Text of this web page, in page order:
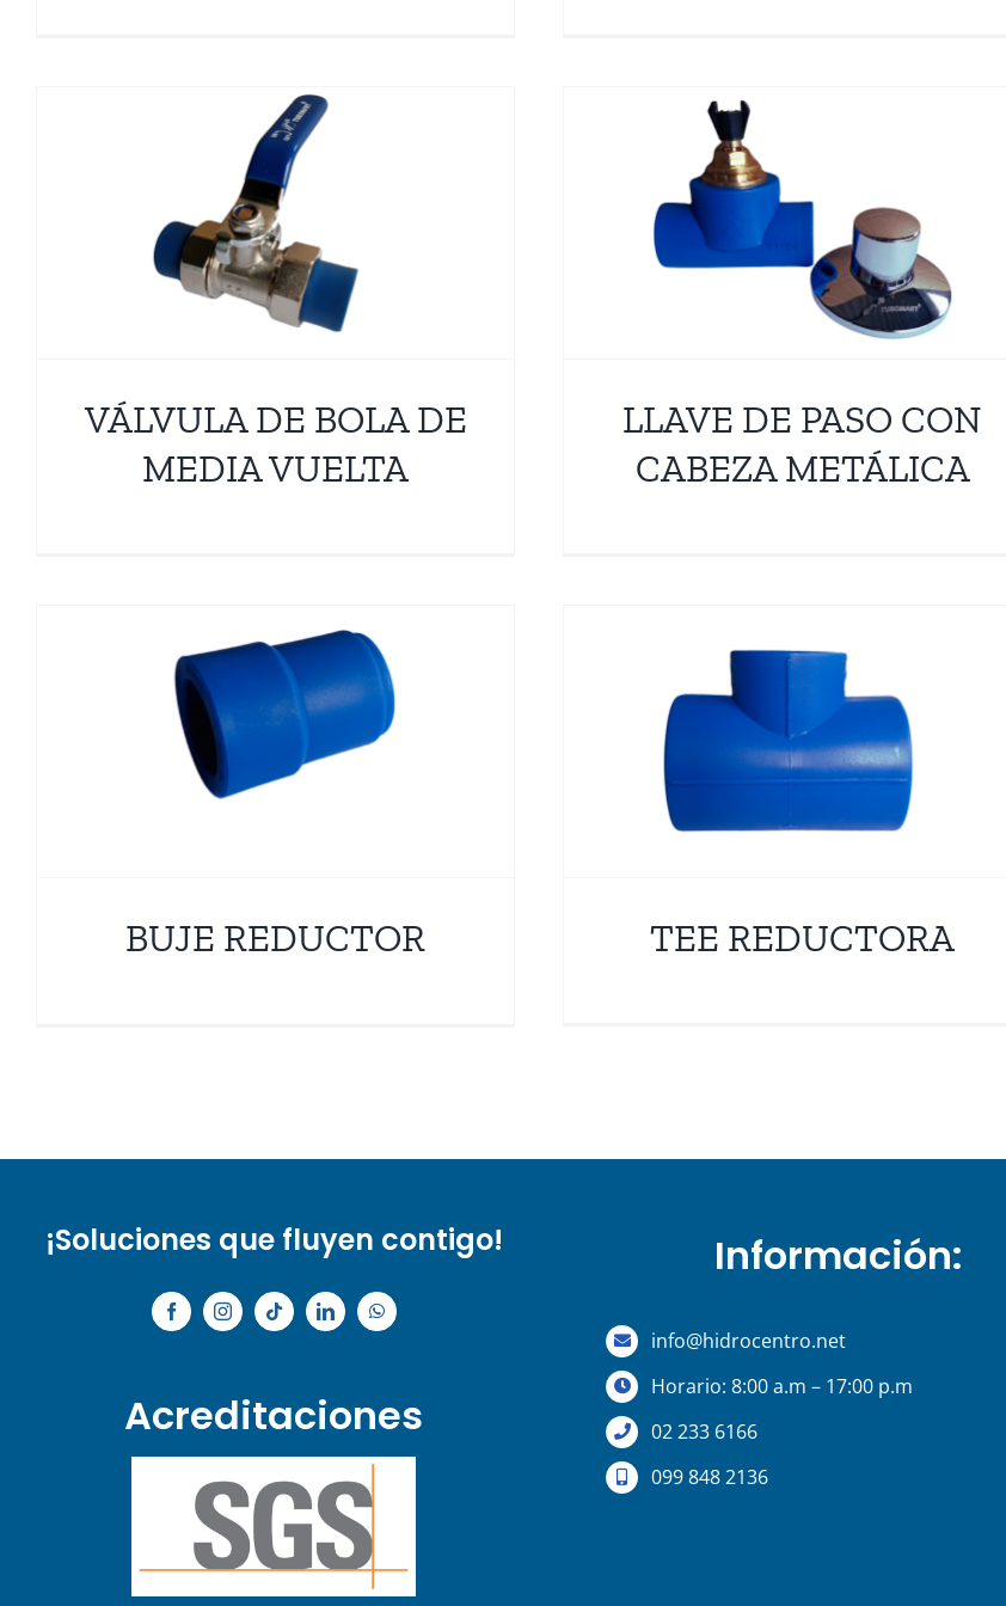
VÁLVULA DE BOLA DE
MEDIA VUELTA
LLAVE DE PASO CON
CABEZA METÁLICA
Accesorios PPR Termofusión
LLAVE DE PASO CON
CABEZA METÁLICA
CODO a 90°
Accesorios PPR Termofusión
BUJE REDUCTOR
TEE REDUCTORA
Accesorios PPR
TEE REDUCTORA
TUBERÍA
Tubería PPR
¡Soluciones que fluyen contigo!
Acreditaciones
Información:
info@hidrocentro.net
Horario: 8:00 a.m – 17:00 p.m
02 233 6166
099 848 2136